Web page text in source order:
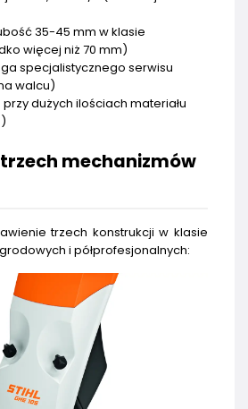
35-45 mm w klasie
więcej niż 70 mm)
specjalistycznego serwisu
walcu)
dużych ilościach materiału
mechanizmów
trzech konstrukcji w klasie
i półprofesjonalnych: